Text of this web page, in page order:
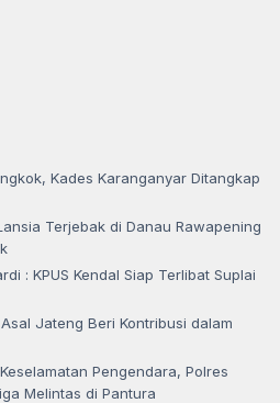
Kades Karanganyar Ditangkap
Terjebak di Danau Rawapening
: KPUS Kendal Siap Terlibat Suplai
Jateng Beri Kontribusi dalam
Pengendara, Polres
Melintas di Pantura